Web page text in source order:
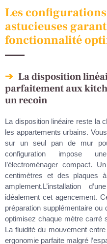
Les
astucieuses
fonctionnalité
La disposition
parfaitement aux
un recoin
La disposition linéaire reste la
les appartements urbains.
sur un seul pan de mur
configuration impose
l’électroménager compact.
centimètres et des plaques
amplement.L’installation
idéalement cet agencement.
préparation supplémentaire ou
optimisez chaque mètre carré
La fluidité du mouvement
ergonomie parfaite malgré